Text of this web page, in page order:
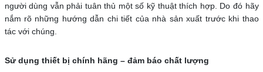
người dùng vẫn phải tuân thủ một số kỹ thuật thích hợp. Do đó hãy
nắm rõ những hướng dẫn chi tiết của nhà sản xuất trước khi thao
tác với chúng.
Sử dụng thiết bị chính hãng – đảm báo chất lượng